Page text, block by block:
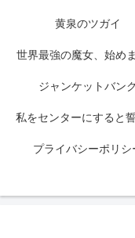
黄泉のツガイ
世界最強の魔女、始め
ジャンケットバンク
プライバシーポリシ